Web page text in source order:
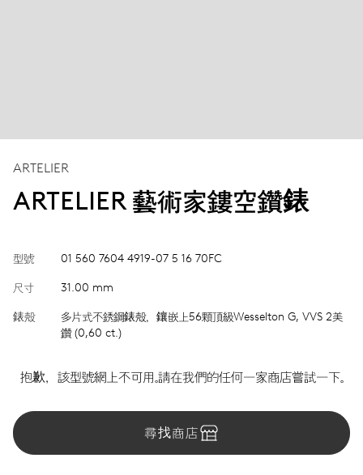
ARTELIER
ARTELIER 藝術家鏤空鑽錶
型號 01 560 7604 4919-07 5 16 70FC
尺寸 31.00 mm
錶殼
多片式不銹鋼錶殼，鑲嵌上56顆頂級Wesselton G, VVS 2美
鑽 (0,60 ct.)
抱歉，該型號網上不可用。請在我們的任何一家商店嘗試一下。
尋找商店